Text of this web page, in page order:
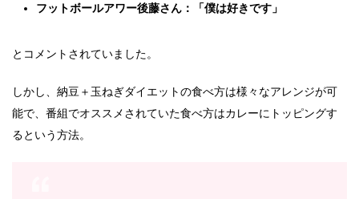
フットボールアワー後藤さん：「僕は好きです」
とコメントされていました。
しかし、納豆＋玉ねぎダイエットの食べ方は様々なアレンジが可
能で、番組でオススメされていた食べ方はカレーにトッピングす
るという方法。